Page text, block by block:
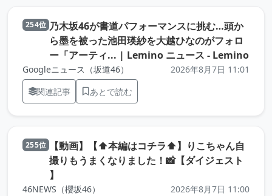
254位 乃木坂46が書道パフォーマンスに挑む…頭か
ら墨を被った池田瑛紗を大越ひなのがフォロ
ー「アーティ... | Lemino ニュース - Lemino（元
Googleニュース（坂道46）
2026年8月7日 11:01
関連記事
あとで読む
255位
【動画】【⬆️本編はコチラ⬆️】りこちゃん自
撮りもうまくなりました！📸【ダイジェスト
】
46NEWS（櫻坂46）
2026年8月7日 11:00